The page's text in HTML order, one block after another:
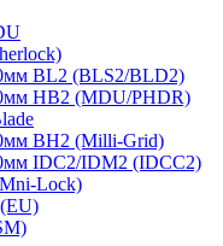
BL2 (BLS2/BLD2)
HB2 (MDU/PHDR)
BH2 (Milli-Grid)
IDC2/IDM2 (IDCC2)
Lock)